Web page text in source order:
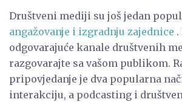
Društveni mediji su još jedan
angažovanje i izgradnju zajednice .
odgovarajuće kanale društvenih
razgovarajte sa vašom publikom.
pripovjedanje je dva popularna
interakciju, a podcasting i